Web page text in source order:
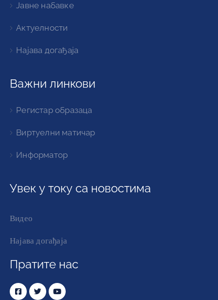
Јавне набавке
Актуелности
Најава догађаја
Важни линкови
Регистар образаца
Виртуелни матичар
Информатор
Увек у току са новостима
Видео
Најава догађаја
Пратите нас